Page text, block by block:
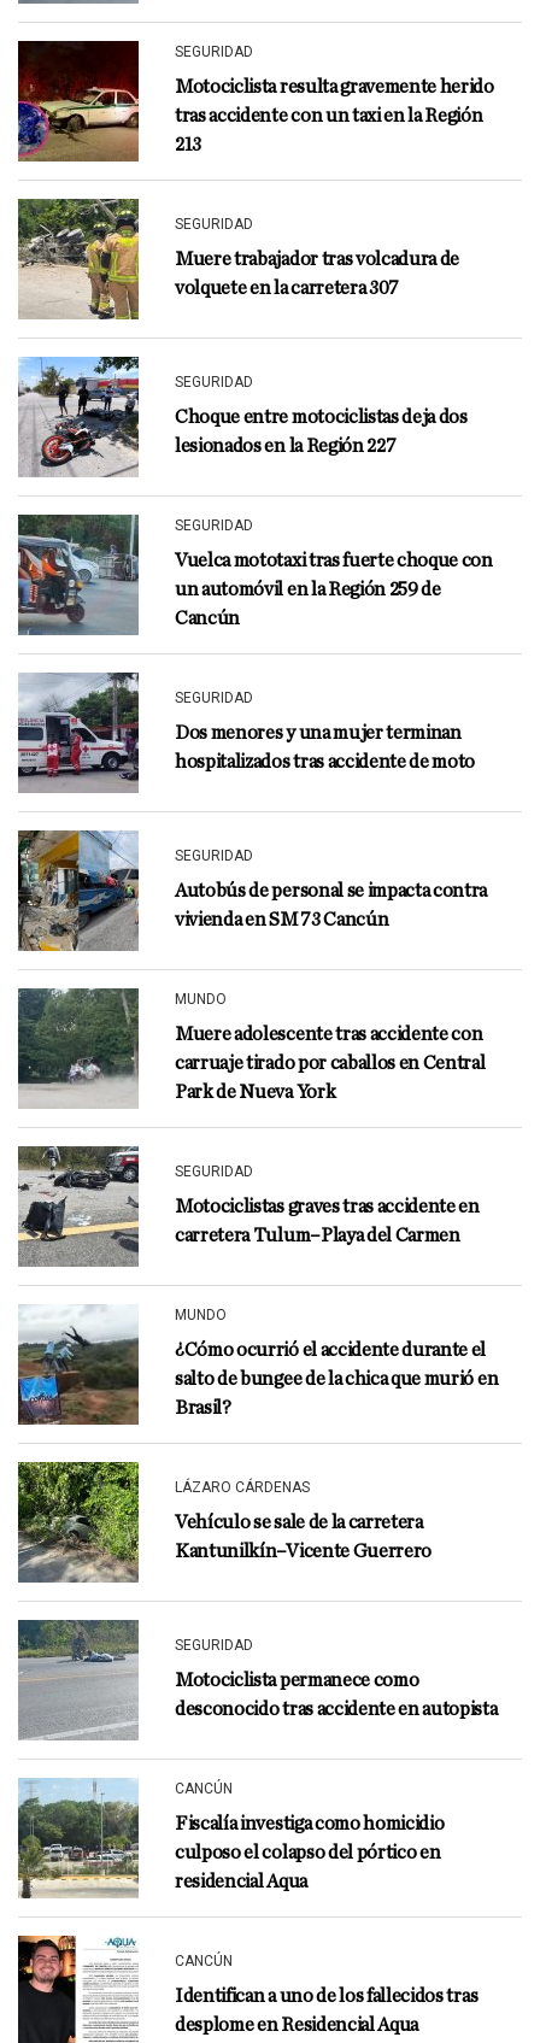
SEGURIDAD
Motociclista resulta gravemente herido
tras accidente con un taxi en la Región
213
SEGURIDAD
Muere trabajador tras volcadura de
volquete en la carretera 307
SEGURIDAD
Choque entre motociclistas deja dos
lesionados en la Región 227
SEGURIDAD
Vuelca mototaxi tras fuerte choque con
un automóvil en la Región 259 de
Cancún
SEGURIDAD
Dos menores y una mujer terminan
hospitalizados tras accidente de moto
SEGURIDAD
Autobús de personal se impacta contra
vivienda en SM 73 Cancún
MUNDO
Muere adolescente tras accidente con
carruaje tirado por caballos en Central
Park de Nueva York
SEGURIDAD
Motociclistas graves tras accidente en
carretera Tulum–Playa del Carmen
MUNDO
¿Cómo ocurrió el accidente durante el
salto de bungee de la chica que murió en
Brasil?
LÁZARO CÁRDENAS
Vehículo se sale de la carretera
Kantunilkín–Vicente Guerrero
SEGURIDAD
Motociclista permanece como
desconocido tras accidente en autopista
CANCÚN
Fiscalía investiga como homicidio
culposo el colapso del pórtico en
residencial Aqua
CANCÚN
Identifican a uno de los fallecidos tras
desplome en Residencial Aqua